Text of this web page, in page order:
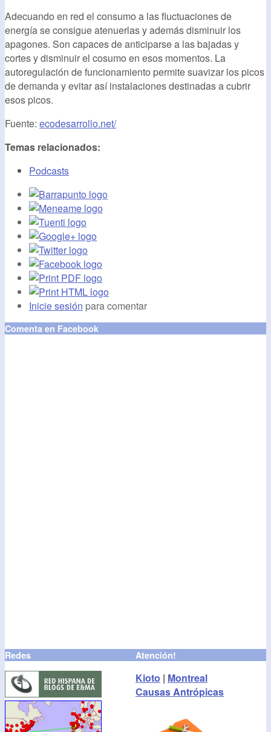
Adecuando en red el consumo a las fluctuaciones de
energía se consigue atenuerlas y además disminuir los
apagones. Son capaces de anticiparse a las bajadas y
cortes y disminuir el cosumo en esos momentos. La
autoregulación de funcionamiento permite suavizar los picos
de demanda y evitar así instalaciones destinadas a cubrir
esos picos.
Fuente: ecodesarrollo.net/
Temas relacionados:
Podcasts
Inicie sesión para comentar
Comenta en Facebook
Redes Atención!
Kioto | Montreal
Causas Antrópicas